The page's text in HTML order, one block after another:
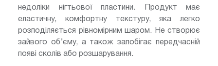
недоліки нігтьової пластини. Продукт має
еластичну, комфортну текстуру, яка легко
розподіляється рівномірним шаром. Не створює
зайвого об’єму, а також запобігає передчасній
появі сколів або розшарування.